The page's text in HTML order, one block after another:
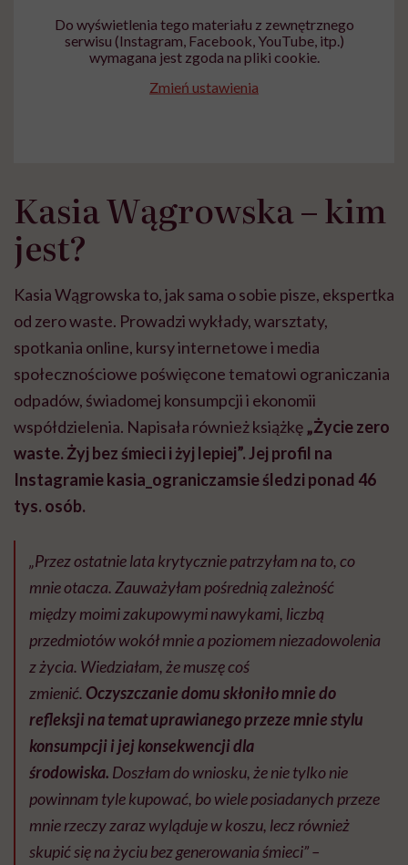
Do wyświetlenia tego materiału z zewnętrznego
serwisu (Instagram, Facebook, YouTube, itp.)
wymagana jest zgoda na pliki cookie.
Zmień ustawienia
Kasia Wągrowska – kim
jest?
Kasia Wągrowska to, jak sama o sobie pisze, ekspertka
od zero waste. Prowadzi wykłady, warsztaty,
spotkania online, kursy internetowe i media
społecznościowe poświęcone tematowi ograniczania
odpadów, świadomej konsumpcji i ekonomii
współdzielenia. Napisała również książkę„Życie zero
waste. Żyj bez śmieci i żyj lepiej”. Jej profil na
Instagramie kasia_ograniczamsie śledzi ponad 46
tys. osób.
„Przez ostatnie lata krytycznie patrzyłam na to, co
mnie otacza. Zauważyłam pośrednią zależność
między moimi zakupowymi nawykami, liczbą
przedmiotów wokół mnie a poziomem niezadowolenia
z życia. Wiedziałam, że muszę coś
zmienić. Oczyszczanie domu skłoniło mnie do
refleksji na temat uprawianego przeze mnie stylu
konsumpcji i jej konsekwencji dla
środowiska. Doszłam do wniosku, że nie tylko nie
powinnam tyle kupować, bo wiele posiadanych przeze
mnie rzeczy zaraz wyląduje w koszu, lecz również
skupić się na życiu bez generowania śmieci” –